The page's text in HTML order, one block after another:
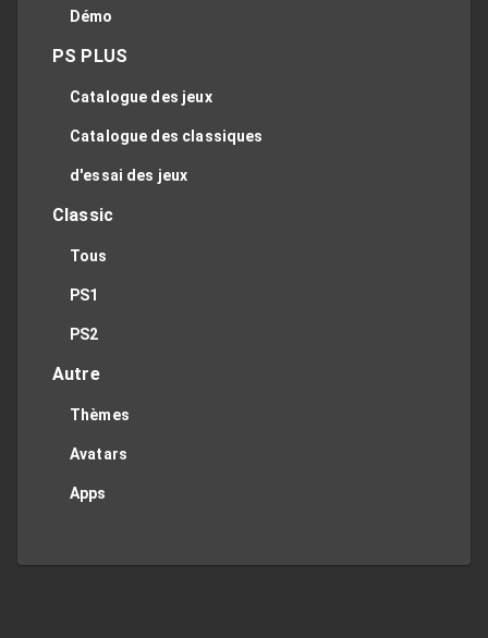
Démo
PS PLUS
Catalogue des jeux
Catalogue des classiques
d'essai des jeux
Classic
Tous
PS1
PS2
Autre
Thèmes
Avatars
Apps